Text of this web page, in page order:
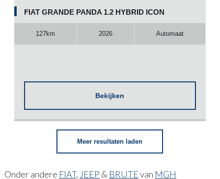
FIAT GRANDE PANDA 1.2 HYBRID ICON
127km 2026 Automaat
Bekijken
Meer resultaten laden
Onder andere FIAT, JEEP & BRUTEvan MGH